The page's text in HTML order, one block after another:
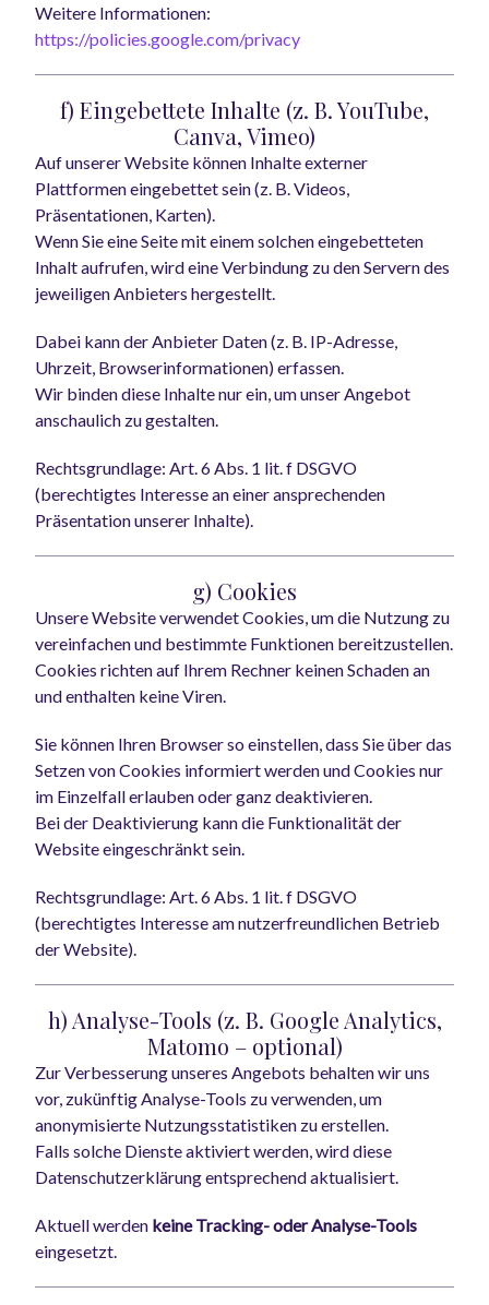
Weitere Informationen:
https://policies.google.com/privacy
f) Eingebettete Inhalte (z. B. YouTube,
Canva, Vimeo)
Auf unserer Website können Inhalte externer
Plattformen eingebettet sein (z. B. Videos,
Präsentationen, Karten).
Wenn Sie eine Seite mit einem solchen eingebetteten
Inhalt aufrufen, wird eine Verbindung zu den Servern des
jeweiligen Anbieters hergestellt.
Dabei kann der Anbieter Daten (z. B. IP-Adresse,
Uhrzeit, Browserinformationen) erfassen.
Wir binden diese Inhalte nur ein, um unser Angebot
anschaulich zu gestalten.
Rechtsgrundlage: Art. 6 Abs. 1 lit. f DSGVO
(berechtigtes Interesse an einer ansprechenden
Präsentation unserer Inhalte).
g) Cookies
Unsere Website verwendet Cookies, um die Nutzung zu
vereinfachen und bestimmte Funktionen bereitzustellen.
Cookies richten auf Ihrem Rechner keinen Schaden an
und enthalten keine Viren.
Sie können Ihren Browser so einstellen, dass Sie über das
Setzen von Cookies informiert werden und Cookies nur
im Einzelfall erlauben oder ganz deaktivieren.
Bei der Deaktivierung kann die Funktionalität der
Website eingeschränkt sein.
Rechtsgrundlage: Art. 6 Abs. 1 lit. f DSGVO
(berechtigtes Interesse am nutzerfreundlichen Betrieb
der Website).
h) Analyse-Tools (z. B. Google Analytics,
Matomo – optional)
Zur Verbesserung unseres Angebots behalten wir uns
vor, zukünftig Analyse-Tools zu verwenden, um
anonymisierte Nutzungsstatistiken zu erstellen.
Falls solche Dienste aktiviert werden, wird diese
Datenschutzerklärung entsprechend aktualisiert.
Aktuell werden keine Tracking- oder Analyse-Tools
eingesetzt.